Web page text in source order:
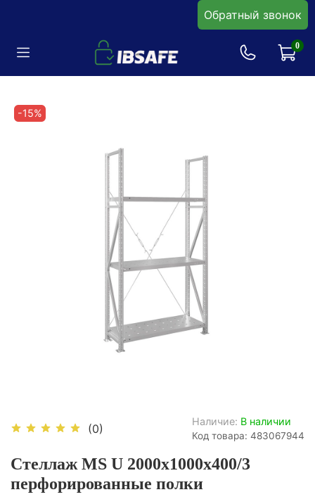
Обратный звонок
0
-15%
(0)
Наличие: В наличии
Код товара: 483067944
Стеллаж MS U 2000x1000x400/3
перфорированные полки